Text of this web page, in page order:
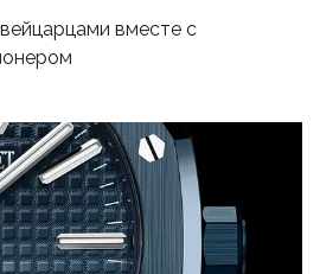
вместе с